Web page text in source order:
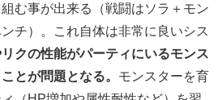
む事が出来る（戦闘はソラ＋モン
チ）。これ自体は非常に良いシス
クの性能がパーティにいるモンス
とが問題となる。 モンスターを育